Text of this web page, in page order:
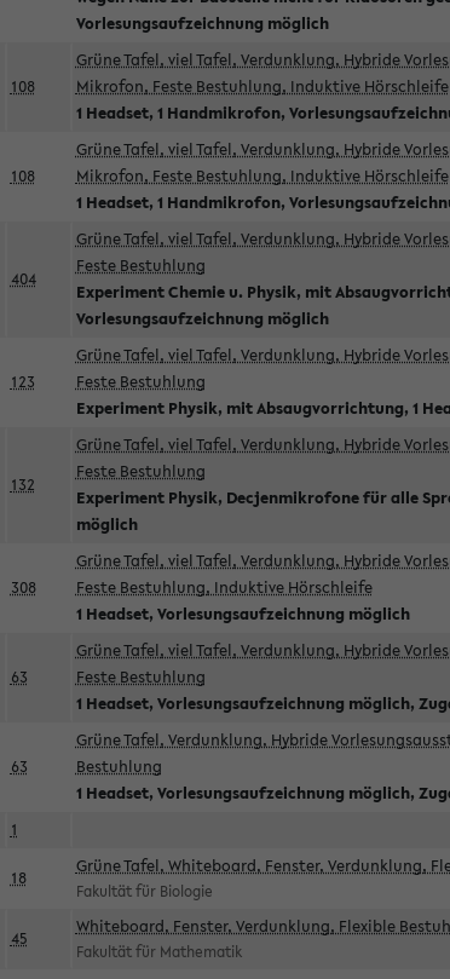
Vorlesungsaufzeichnung möglich
108
Grüne Tafel, viel Tafel, Verdunklung, Hybride
Mikrofon, Feste Bestuhlung, Induktive Hörschleife
1 Headset, 1 Handmikrofon,
108
Grüne Tafel, viel Tafel, Verdunklung, Hybride
Mikrofon, Feste Bestuhlung, Induktive Hörschleife
1 Headset, 1 Handmikrofon,
404
Grüne Tafel, viel Tafel, Verdunklung, Hybride
Feste Bestuhlung
Experiment Chemie u. Physik, mit
Vorlesungsaufzeichnung möglich
123
Grüne Tafel, viel Tafel, Verdunklung, Hybride
Feste Bestuhlung
Experiment Physik, mit Absaugvorrichtung, 1
132
Grüne Tafel, viel Tafel, Verdunklung, Hybride
Feste Bestuhlung
Experiment Physik, Decjenmikrofone für alle
möglich
308
Grüne Tafel, viel Tafel, Verdunklung, Hybride
Feste Bestuhlung, Induktive Hörschleife
1 Headset, Vorlesungsaufzeichnung möglich
63
Grüne Tafel, viel Tafel, Verdunklung, Hybride
Feste Bestuhlung
1 Headset, Vorlesungsaufzeichnung möglich,
63
Grüne Tafel, Verdunklung, Hybride
Bestuhlung
1 Headset, Vorlesungsaufzeichnung möglich,
1
18
Grüne Tafel, Whiteboard, Fenster, Verdunklung,
Fakultät für Biologie
45
Whiteboard, Fenster, Verdunklung, Flexible
Fakultät für Mathematik